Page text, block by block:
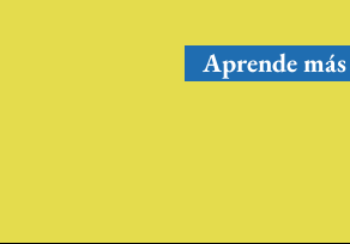
Aprende más